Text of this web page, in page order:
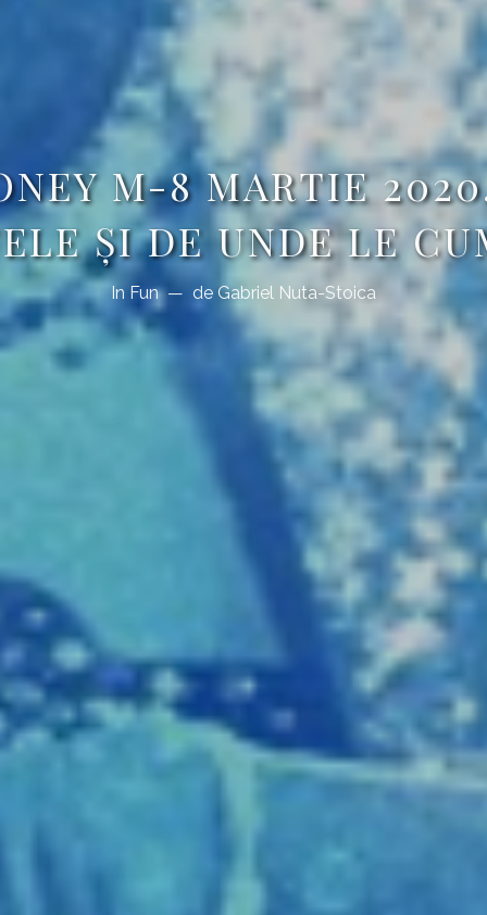
M-8 MARTIE
ȘI DE UNDE LE
In Fun de Gabriel Nuta-Stoica